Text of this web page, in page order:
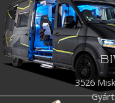
3526